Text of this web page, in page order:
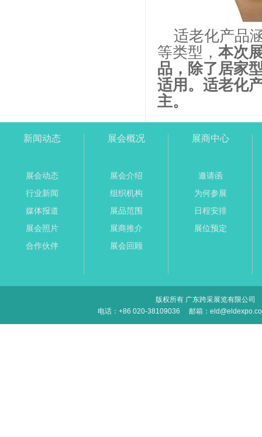
适老化产品
等类型， 本次
品，除了居家
适用。适老化
主。
新闻动态
展会动态
行业新闻
媒体报道
展会照片
合作伙伴
展会概况
展会介绍
组织机构
展品范围
展商推介
展会回顾
展商中心
邀请函
为何参展
日程安排
展位预定
版权所有 广东跨采展览有限公司
电话：+86 020-38109036
邮箱：